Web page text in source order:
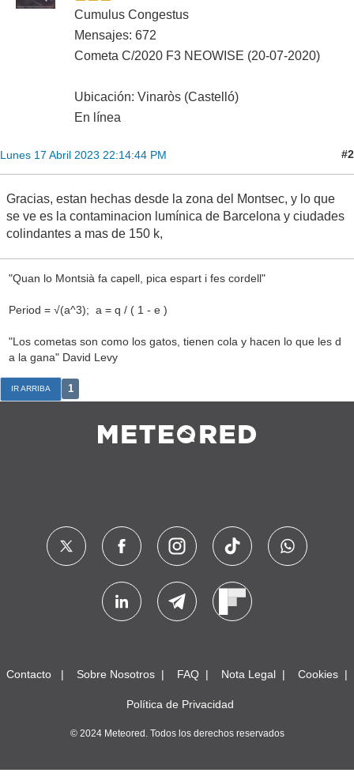
Cumulus Congestus
Mensajes: 672
Cometa C/2020 F3 NEOWISE (20-07-2020)
Ubicación: Vinaròs (Castelló)
En línea
Lunes 17 Abril 2023 22:14:44 PM #2
Gracias, estan hechas desde la zona del Montsec, y lo que
se ve es la contaminacion lumínica de Barcelona y ciudades
colindantes a mas de 150 k,
"Quan lo Montsià fa capell, pica espart i fes cordell"
Period = √(a^3); a = q / ( 1 - e )
"Los cometas son como los gatos, tienen cola y hacen lo que les d
a la gana" David Levy
IR ARRIBA 1
Contacto Sobre Nosotros FAQ Nota Legal Cookies
Política de Privacidad
© 2024 Meteored. Todos los derechos reservados